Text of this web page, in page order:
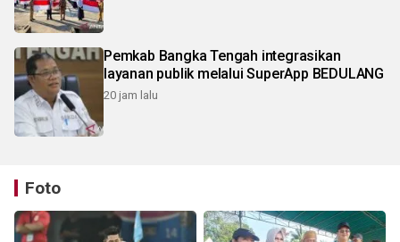
Pemkab Bangka Tengah integrasikan
layanan publik melalui SuperApp BEDULANG
20 jam lalu
Foto